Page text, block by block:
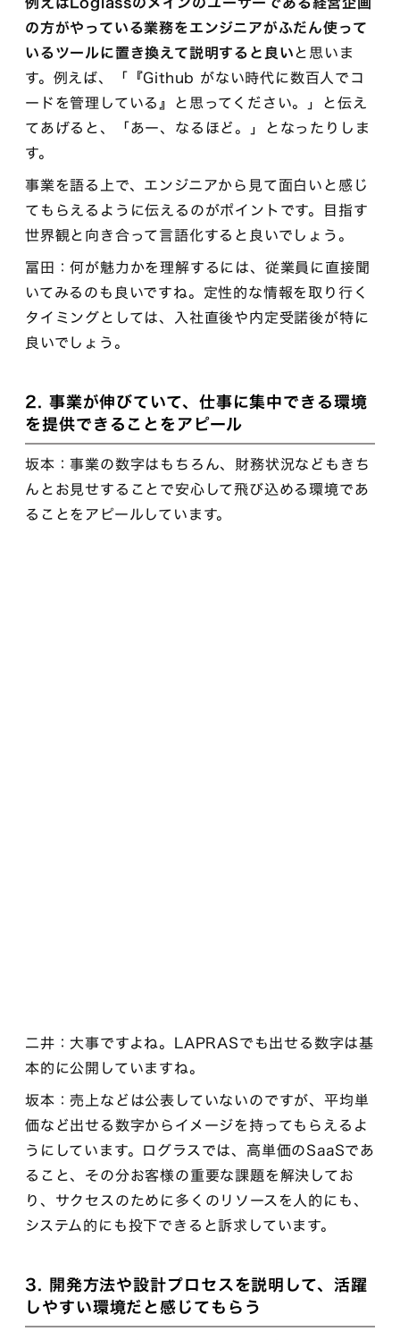
の方がやっている業務をエンジニアがふだん使って
いるツールに置き換えて説明すると良いと思いま
す。例えば、「『Github がない時代に数百人でコ
ードを管理している』と思ってください。」と伝え
てあげると、「あー、なるほど。」となったりしま
す。
事業を語る上で、エンジニアから見て面白いと感じ
てもらえるように伝えるのがポイントです。目指す
世界観と向き合って言語化すると良いでしょう。
冨田：何が魅力かを理解するには、従業員に直接聞
いてみるのも良いですね。定性的な情報を取り行く
タイミングとしては、入社直後や内定受諾後が特に
良いでしょう。
2. 事業が伸びていて、仕事に集中できる環境
を提供できることをアピール
坂本：事業の数字はもちろん、財務状況などもきち
んとお見せすることで安心して飛び込める環境であ
ることをアピールしています。
二井：大事ですよね。LAPRASでも出せる数字は基
本的に公開していますね。
坂本：売上などは公表していないのですが、平均単
価など出せる数字からイメージを持ってもらえるよ
うにしています。ログラスでは、高単価のSaaSであ
ること、その分お客様の重要な課題を解決してお
り、サクセスのために多くのリソースを人的にも、
システム的にも投下できると訴求しています。
3. 開発方法や設計プロセスを説明して、活躍
しやすい環境だと感じてもらう